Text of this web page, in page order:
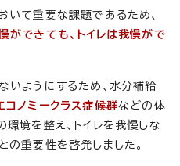
いて重要な課題であるため、
ができても、トイレは我慢がで
いようにするため、水分補給
コノミークラス症候群などの体
環境を整え、トイレを我慢しな
の重要性を啓発しました。